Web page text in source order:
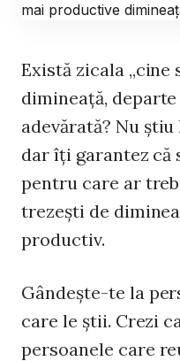
Există zicala „cine
dimineaţă, departe
adevărată? Nu
dar îţi garantez că
pentru care ar
trezeşti de
productiv.
Gândeşte-te la
care le ştii. Crezi
persoanele care